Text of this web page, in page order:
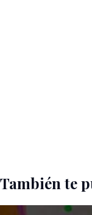
También te